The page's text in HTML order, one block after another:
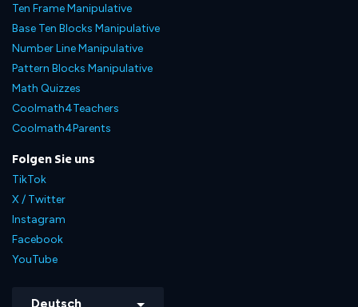
Ten Frame Manipulative
Base Ten Blocks Manipulative
Number Line Manipulative
Pattern Blocks Manipulative
Math Quizzes
Coolmath4Teachers
Coolmath4Parents
Folgen Sie uns
TikTok
X / Twitter
Instagram
Facebook
YouTube
Deutsch